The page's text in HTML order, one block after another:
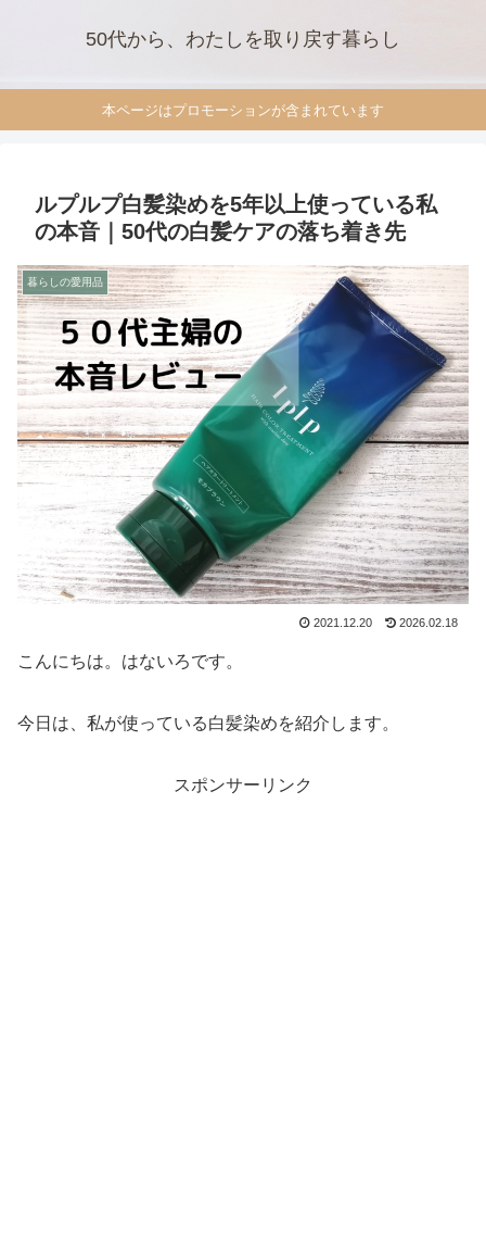
50代から、わたしを取り戻す暮らし
本ページはプロモーションが含まれています
ルプルプ白髪染めを5年以上使っている私
の本音｜50代の白髪ケアの落ち着き先
暮らしの愛用品
2021.12.20 2026.02.18
こんにちは。はないろです。
今日は、私が使っている白髪染めを紹介します。
スポンサーリンク